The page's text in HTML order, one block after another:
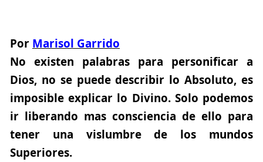
Por Marisol Garrido
No existen palabras para personificar a
Dios, no se puede describir lo Absoluto, es
imposible explicar lo Divino. Solo podemos
ir liberando mas consciencia de ello para
tener una vislumbre de los mundos
Superiores.